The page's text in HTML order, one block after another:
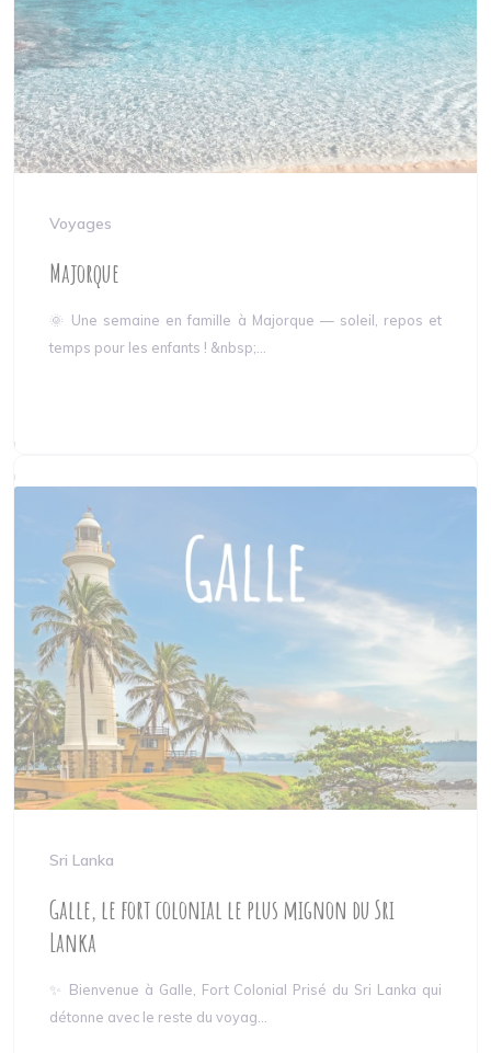
Voyages
Majorque
🌞 Une semaine en famille à Majorque — soleil, repos et
temps pour les enfants ! &nbsp;...
Sri Lanka
Galle, le fort colonial le plus mignon du Sri
Lanka
✨ Bienvenue à Galle, Fort Colonial Prisé du Sri Lanka qui
détonne avec le reste du voyag...